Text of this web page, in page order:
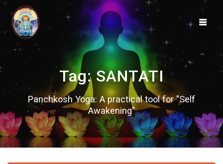
Skip
to
content
Tag: SANTATI
Panchkosh Yoga: A practical tool for "Self
Awakening"